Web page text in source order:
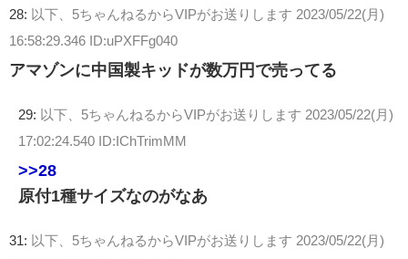
28: 以下、5ちゃんねるからVIPがお送りします 2023/05/22(月)
16:58:29.346 ID:uPXFFg040
アマゾンに中国製キッドが数万円で売ってる
29: 以下、5ちゃんねるからVIPがお送りします 2023/05/22(月)
17:02:24.540 ID:IChTrimMM
>>28
原付1種サイズなのがなあ
31: 以下、5ちゃんねるからVIPがお送りします 2023/05/22(月)